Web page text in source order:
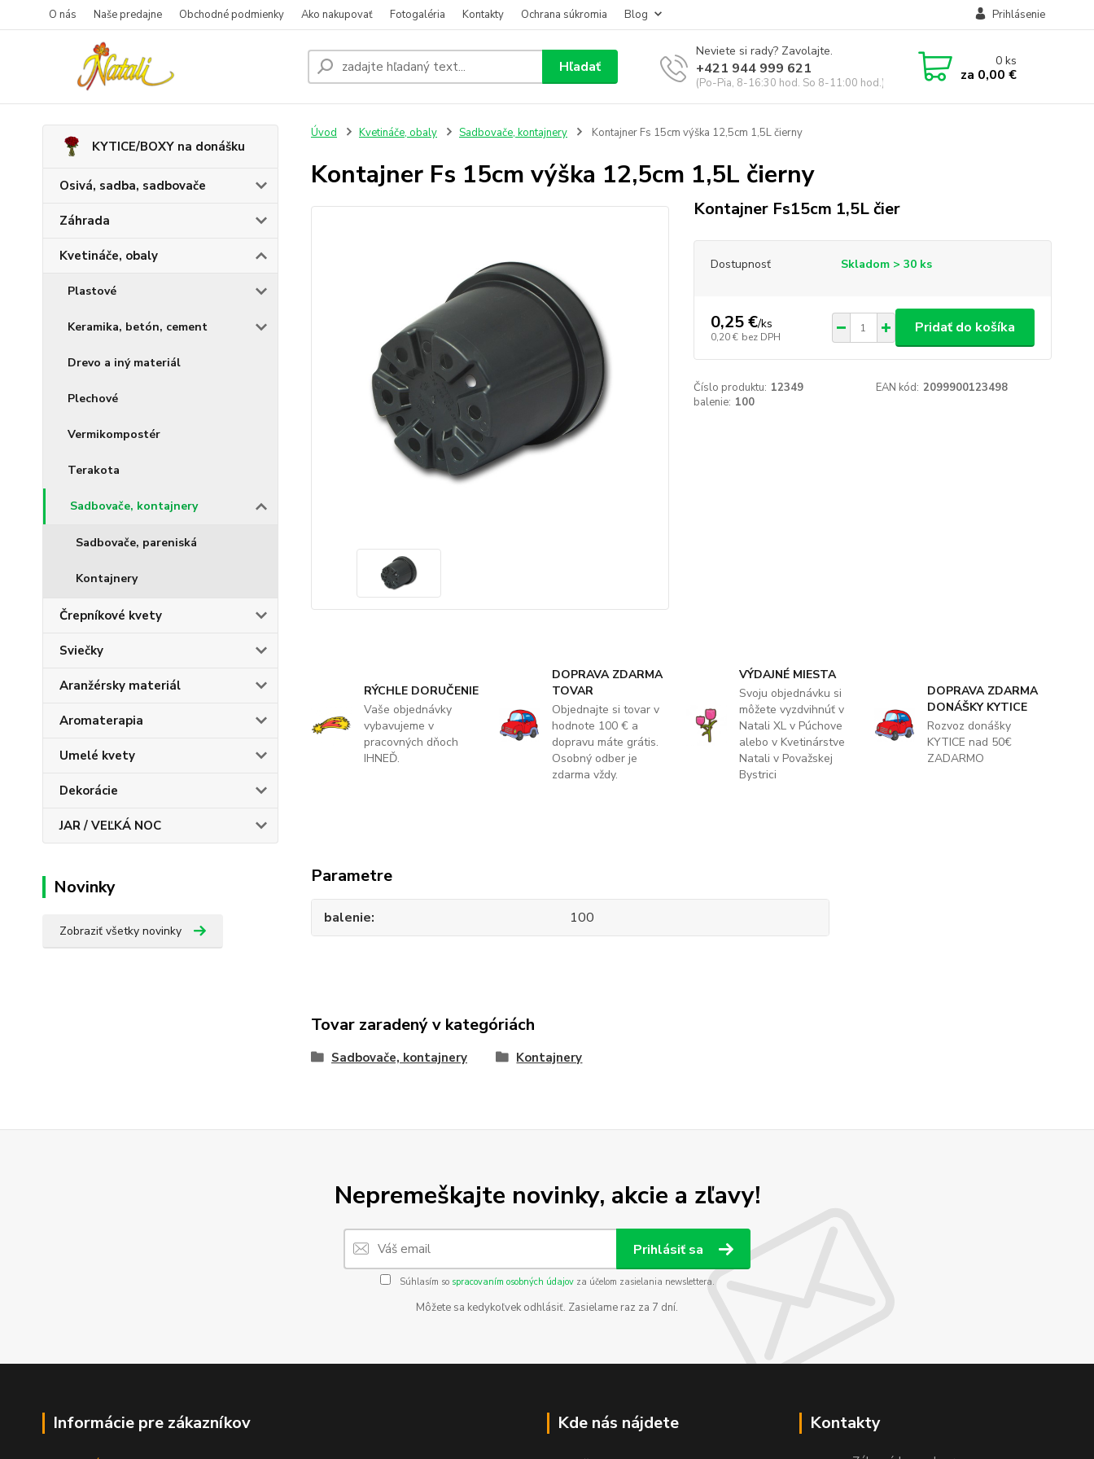
O nás Naše predajne Obchodné podmienky Ako nakupovať Fotogaléria Kontakty Ochrana súkromia Blog Prihlásenie
Hľadať
Neviete si rady? Zavolajte.
+421 944 999 621
(Po-Pia, 8-16:30 hod. So 8-11:00 hod.)
0ks
za 0,00 €
KYTICE/BOXY na donášku
Osivá, sadba, sadbovače
Záhrada
Kvetináče, obaly
Plastové
Keramika, betón, cement
Drevo a iný materiál
Plechové
Vermikompostér
Terakota
Sadbovače, kontajnery
Sadbovače, pareniská
Kontajnery
Črepníkové kvety
Sviečky
Aranžérsky materiál
Aromaterapia
Umelé kvety
Dekorácie
JAR / VEĽKÁ NOC
Novinky
Zobraziť všetky novinky
Úvod Kvetináče, obaly Sadbovače, kontajnery Kontajner Fs 15cm výška 12,5cm 1,5L čierny
Kontajner Fs 15cm výška 12,5cm 1,5L čierny
Kontajner Fs15cm 1,5L čier
Dostupnosť Skladom > 30 ks
0,25 €/ks
0,20 € bez DPH
Pridať do košíka
Číslo produktu: 12349 EAN kód: 2099900123498
balenie: 100
RÝCHLE DORUČENIE
Vaše objednávky
vybavujeme v
pracovných dňoch
IHNEĎ.
DOPRAVA ZDARMA
TOVAR
Objednajte si tovar v
hodnote 100 € a
dopravu máte grátis.
Osobný odber je
zdarma vždy.
VÝDAJNÉ MIESTA
Svoju objednávku si
môžete vyzdvihnúť v
Natali XL v Púchove
alebo v Kvetinárstve
Natali v Považskej
Bystrici
DOPRAVA ZDARMA
DONÁŠKY KYTICE
Rozvoz donášky
KYTICE nad 50€
ZADARMO
Parametre
balenie 100
Tovar zaradený v kategóriách
Sadbovače, kontajnery Kontajnery
Nepremeškajte novinky, akcie a zľavy!
Prihlásiť sa
Súhlasím so spracovaním osobných údajovza účelom zasielania newslettera.
Môžete sa kedykoľvek odhlásiť. Zasielame raz za 7 dní.
Informácie pre zákazníkov Kde nás nájdete Kontakty